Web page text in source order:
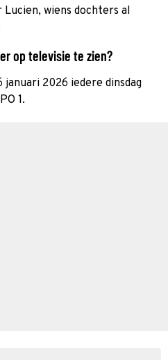
wiens dochters al
op televisie te zien?
januari 2026 iedere dinsdag
1.